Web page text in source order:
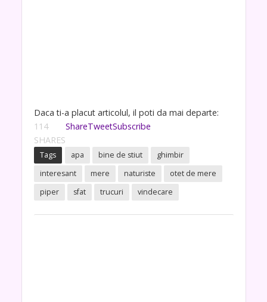
Daca ti-a placut articolul, il poti da mai departe:
114
SHARES
ShareTweetSubscribe
Tags apa bine de stiut
ghimbir
interesant
mere naturiste
otet de mere
piper
sfat trucuri vindecare